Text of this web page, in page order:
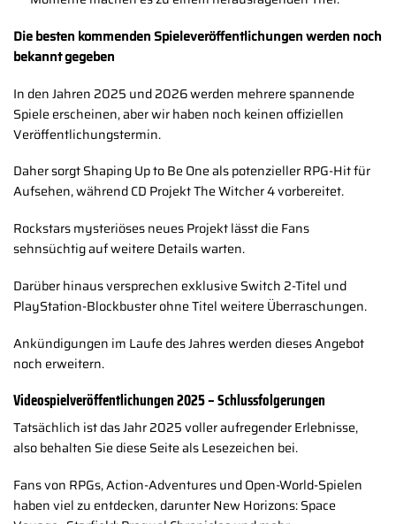
Die besten kommenden Spieleveröffentlichungen werden noch
bekannt gegeben
In den Jahren 2025 und 2026 werden mehrere spannende
Spiele erscheinen, aber wir haben noch keinen offiziellen
Veröffentlichungstermin.
Daher sorgt Shaping Up to Be One als potenzieller RPG-Hit für
Aufsehen, während CD Projekt The Witcher 4 vorbereitet.
Rockstars mysteriöses neues Projekt lässt die Fans
sehnsüchtig auf weitere Details warten.
Darüber hinaus versprechen exklusive Switch 2-Titel und
PlayStation-Blockbuster ohne Titel weitere Überraschungen.
Ankündigungen im Laufe des Jahres werden dieses Angebot
noch erweitern.
Videospielveröffentlichungen 2025 – Schlussfolgerungen
Tatsächlich ist das Jahr 2025 voller aufregender Erlebnisse,
also behalten Sie diese Seite als Lesezeichen bei.
Fans von RPGs, Action-Adventures und Open-World-Spielen
haben viel zu entdecken, darunter New Horizons: Space